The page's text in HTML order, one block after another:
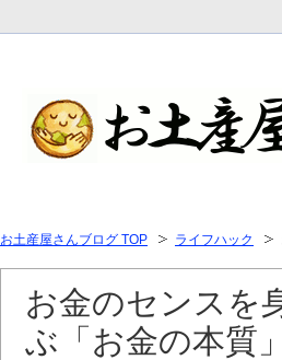
お土産屋さんブログ TOP ライフハック
お金のセンスを
ぶ「お金の本質